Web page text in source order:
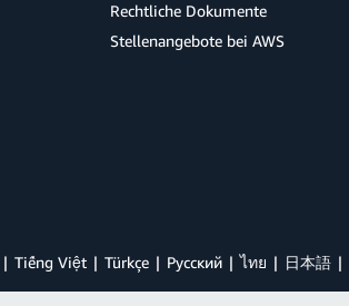
Rechtliche Dokumente
Stellenangebote bei AWS
Tiếng Việt Türkçe Ρусский ไทย 日本語